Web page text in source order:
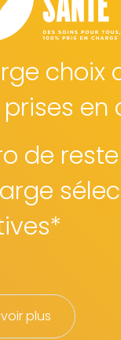
choix
prises en
de
plus